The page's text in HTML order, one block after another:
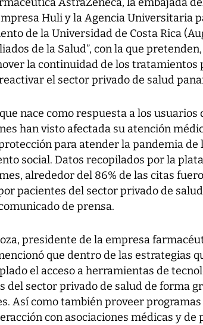
Huli y la Agencia Universitaria
de la Universidad de Costa Rica
de la Salud”, con la que
la continuidad de los tratamientos
el sector privado de salud
nace como respuesta a los usuarios
han visto afectada su atención
para atender la pandemia de
social. Datos recopilados por la
alrededor del 86% de las citas
pacientes del sector privado de
de prensa.
presidente de la empresa
que dentro de las estrategias
el acceso a herramientas de
del sector privado de salud de forma
Así como también proveer
con asociaciones médicas y de